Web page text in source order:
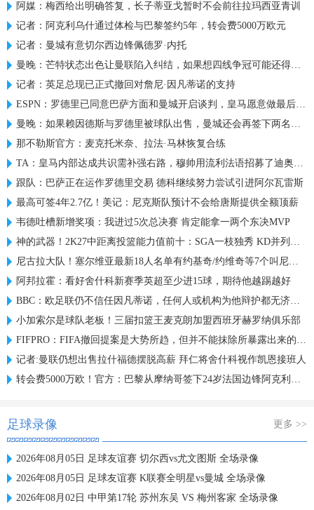
阿媒：梅西给出明确答复，长子蒂亚戈暂时不会前往拉玛西亚青训
记者：阿克利乌什通过体检与巴黎签约5年，转会费5000万欧元
记者：曼城有意切尔西边锋佩德罗·内托
曼晚：芒特状态出色让曼联陷入纠结，如果想四线争冠可能还得买人
记者：英足总现已正式撤回对詹尼·因凡蒂诺的支持
ESPN：罗德里已同意巴萨方面和曼城开启谈判，皇马愿意做最后尝试
曼晚：如果赖因德斯与罗德里被球队出售，曼城还会再签下两名中场
那不勒斯官方：麦克托米奈、拉法·马林恢复合练
TA：皇马内部达成共识需补强右路，穆帅用流利法语招募了迪奥曼德
跟队：巴萨正在运作罗德里交易 德科继续努力尝试引进阿尔瓦雷斯
最高可签4年2.7亿！美记：尼克斯队预计不会给唐斯提供全额顶薪
韦德吐槽新增奖项：我进过5次总决赛 肯定能拿一两个东决MVP
神的武器！2K27中距离投篮能力值前十：SGA一枝独秀 KD并列第三
尼古拉大队！塞尔维亚最新18人名单有约基奇/约维奇等7个叫尼古拉
阿邦拉霍：看好舍什科新赛季英超至少进15球，期待他越踢越好
BBC：欧足联仍不信任因凡蒂诺，任何人或机构为他辩护都无济于事
小加索尔是球队老板！三届扣篮王麦克朗加盟西班牙赫罗纳俱乐部
FIFPRO：FIFA撤回提案是大势所趋，但并不能抹除所暴露出来的问题
记者:曼联仍想出售拉什福德摆脱高薪 拜仁将舍什科视作凯恩接班人
转会费5000万欧！官方：巴黎从摩纳哥签下24岁法国边锋阿克利乌什
足球录像 更多 >>
2026年08月05日 足球友谊赛 切尔西vs尤文图斯 全场录像
2026年08月05日 足球友谊赛 K联赛全明星vs曼城 全场录像
2026年08月02日 中甲第17轮 苏州东吴 VS 梅州客家 全场录像